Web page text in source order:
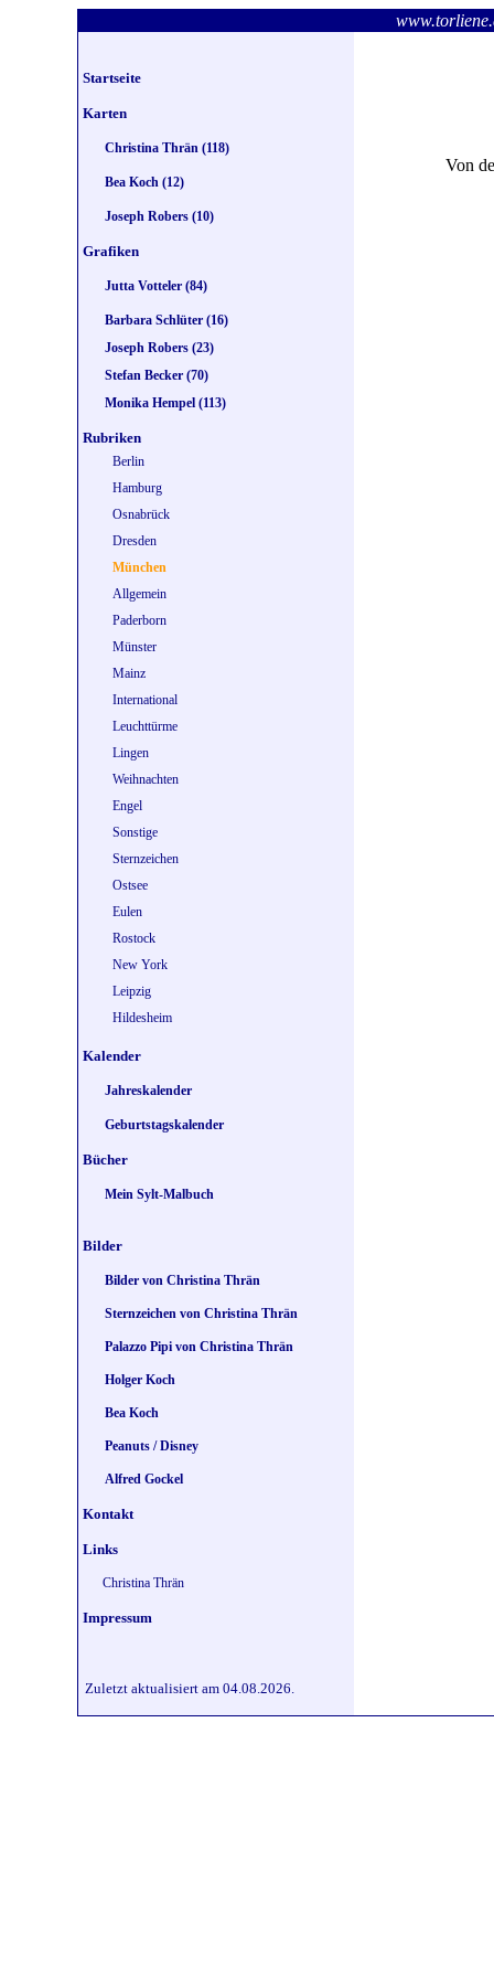
Startseite
Karten
Christina Thrän (118)
Bea Koch (12)
Joseph Robers (10)
Grafiken
Jutta Votteler (84)
Barbara Schlüter (16)
Joseph Robers (23)
Stefan Becker (70)
Monika Hempel (113)
Rubriken
Berlin
Hamburg
Osnabrück
Dresden
München
Allgemein
Paderborn
Münster
Mainz
International
Leuchttürme
Lingen
Weihnachten
Engel
Sonstige
Sternzeichen
Ostsee
Eulen
Rostock
New York
Leipzig
Hildesheim
Kalender
Jahreskalender
Geburtstagskalender
Bücher
Mein Sylt-Malbuch
Bilder
Bilder von Christina Thrän
Sternzeichen von Christina Thrän
Palazzo Pipi von Christina Thrän
Holger Koch
Bea Koch
Peanuts / Disney
Alfred Gockel
Kontakt
Links
Christina Thrän
Impressum
Von
Zuletzt aktualisiert am 04.08.2026.